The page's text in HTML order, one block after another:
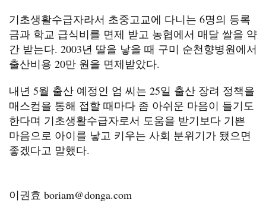
기초생활수급자라서 초중고교에 다니는 6명의 등록
금과 학교 급식비를 면제 받고 농협에서 매달 쌀을 약
간 받는다. 2003년 딸을 낳을 때 구미 순천향병원에서
출산비용 20만 원을 면제받았다.
내년 5월 출산 예정인 엄 씨는 25일 출산 장려 정책을
매스컴을 통해 접할 때마다 좀 아쉬운 마음이 들기도
한다며 기초생활수급자로서 도움을 받기보다 기쁜
마음으로 아이를 낳고 키우는 사회 분위기가 됐으면
좋겠다고 말했다.
이권효 boriam@donga.com